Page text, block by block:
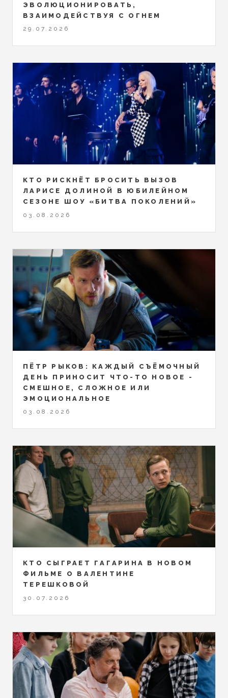
ЭВОЛЮЦИОНИРОВАТЬ,
ВЗАИМОДЕЙСТВУЯ С ОГНЕМ
29.07.2026
КТО РИСКНЁТ БРОСИТЬ ВЫЗОВ
ЛАРИСЕ ДОЛИНОЙ В ЮБИЛЕЙНОМ
СЕЗОНЕ ШОУ «БИТВА ПОКОЛЕНИЙ»
03.08.2026
ПЁТР РЫКОВ: КАЖДЫЙ СЪЁМОЧНЫЙ
ДЕНЬ ПРИНОСИТ ЧТО-ТО НОВОЕ -
СМЕШНОЕ, СЛОЖНОЕ ИЛИ
ЭМОЦИОНАЛЬНОЕ
03.08.2026
КТО СЫГРАЕТ ГАГАРИНА В НОВОМ
ФИЛЬМЕ О ВАЛЕНТИНЕ
ТЕРЕШКОВОЙ
30.07.2026